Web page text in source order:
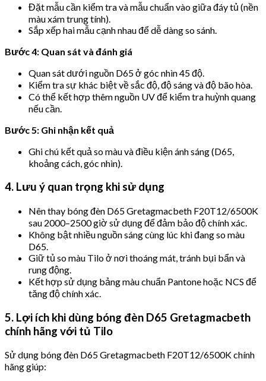
Đặt mẫu cần kiểm tra và mẫu chuẩn vào giữa đáy tủ (nền
màu xám trung tính).
Sắp xếp hai mẫu cạnh nhau để dễ dàng so sánh.
Bước 4: Quan sát và đánh giá
Quan sát dưới nguồn D65 ở góc nhìn 45 độ.
Kiểm tra sự khác biệt về sắc độ, độ sáng và độ bão hòa.
Có thể kết hợp thêm nguồn UV để kiểm tra huỳnh quang
nếu cần.
Bước 5: Ghi nhận kết quả
Ghi chú kết quả so màu và điều kiện ánh sáng (D65,
khoảng cách, góc nhìn).
4. Lưu ý quan trọng khi sử dụng
Nên thay bóng đèn D65 Gretagmacbeth F20T12/6500K
sau 2000–2500 giờ sử dụng để đảm bảo độ chính xác.
Không bật nhiều nguồn sáng cùng lúc khi đang so màu
D65.
Giữ tủ so màu Tilo ở nơi thoáng mát, tránh bụi bẩn và
rung động.
Kết hợp sử dụng bảng màu chuẩn Pantone hoặc NCS để
tăng độ chính xác.
5. Lợi ích khi dùng bóng đèn D65 Gretagmacbeth
chính hãng với tủ Tilo
Sử dụng bóng đèn D65 Gretagmacbeth F20T12/6500K chính
hãng giúp: